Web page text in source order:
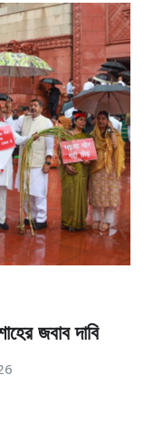
জবাব দাবি